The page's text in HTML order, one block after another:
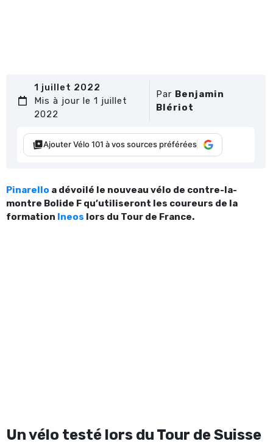
1 juillet 2022
Mis à jour le 1 juillet
2022
Par Benjamin
Blériot
Ajouter Vélo 101 à vos sources préférées
Pinarello a dévoilé le nouveau vélo de contre-la-
montre Bolide F qu’utiliseront les coureurs de la
formation Ineos lors du Tour de France.
Un vélo testé lors du Tour de Suisse